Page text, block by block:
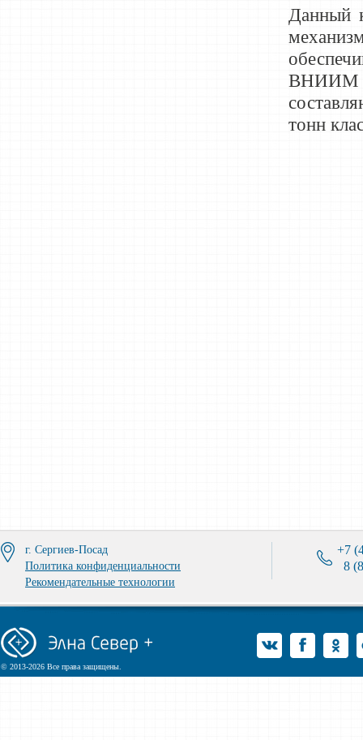
Данный
ВНИИМ
тонн
г. Сергиев-Посад
Политика конфиденциальности
Рекомендательные технологии
+7
8
© 2013-2026 Все права защищены.